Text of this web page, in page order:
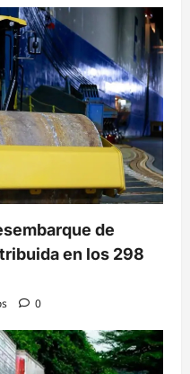
de
en los 298
0